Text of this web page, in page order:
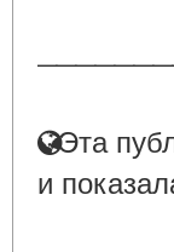
Эта
и